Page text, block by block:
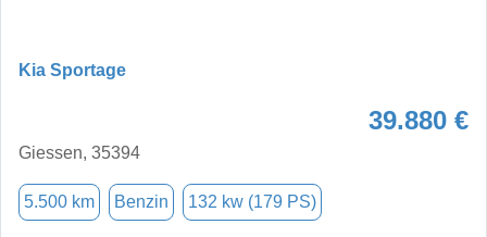
Kia Sportage
39.880 €
Giessen, 35394
5.500 km Benzin 132 kw (179 PS)